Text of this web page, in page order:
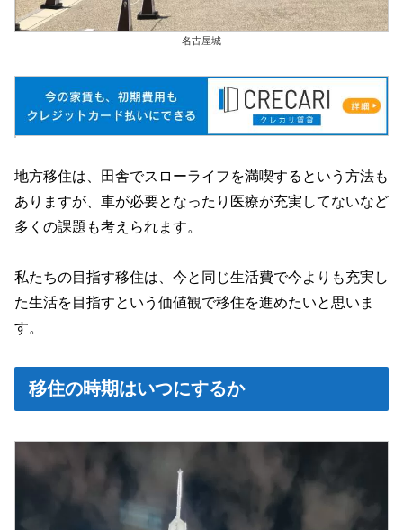
名古屋城
地方移住は、田舎でスローライフを満喫するという方法も
ありますが、車が必要となったり医療が充実してないなど
多くの課題も考えられます。
私たちの目指す移住は、今と同じ生活費で今よりも充実し
た生活を目指すという価値観で移住を進めたいと思いま
す。
移住の時期はいつにするか